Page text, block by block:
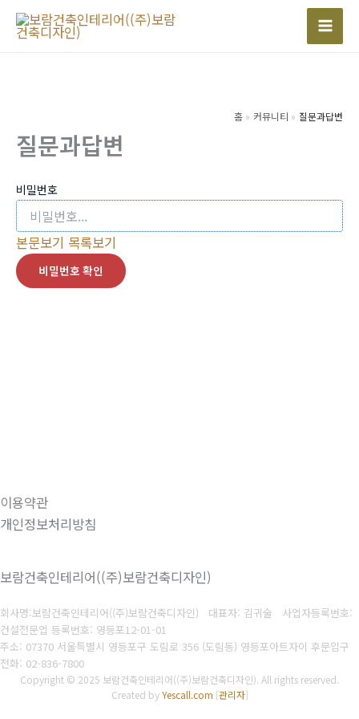
Main
홈 커뮤니티 질문과답변
질문과답변
비밀번호
본문보기 목록보기
비밀번호 확인
이용약관
개인정보처리방침
보람건축인테리어((주)보람건축디자인)
회사명:보람건축인테리어((주)보람건축디자인) 대표자: 김귀술 사업자등록번호:
건설전문업 등록번호: 영등포12-01-01
주소: 07370 서울특별시 영등포구 도림로 356 (도림동) 영등포아트자이 후문입구
전화: 02-836-7800
Copyright © 2025 보람건축인테리어((주)보람건축디자인). All rights reserved.
Created byYescall.com [관리자]